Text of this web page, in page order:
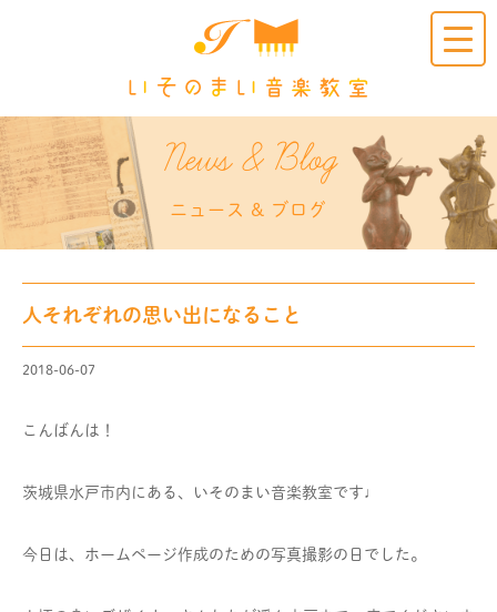
Clic
k
News & Blog
ニュース & ブログ
人それぞれの思い出になること
2018-06-07
こんばんは！
茨城県水戸市内にある、いそのまい音楽教室です♩
今日は、ホームページ作成のための写真撮影の日でした。